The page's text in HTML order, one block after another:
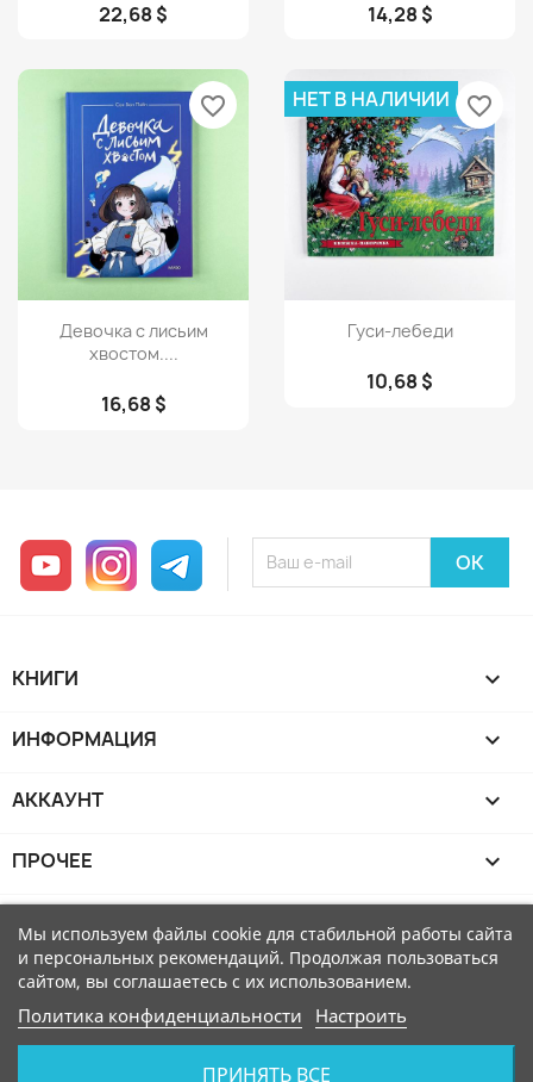
22,68 $ 14,28 $
Просмотр
Девочка с лисьим
хвостом....
16,68 $
favorite_border
Просмотр
Гуси-лебеди
10,68 $
НЕТ В НАЛИЧИИ favorite_border
YouTube InstagramTelegram
КНИГИ 
ИНФОРМАЦИЯ 
АККАУНТ 
ПРОЧЕЕ 
Мы используем файлы cookie для стабильной работы сайта
и персональных рекомендаций. Продолжая пользоваться
сайтом, вы соглашаетесь с их использованием.
Политика конфиденциальности Настроить
ПРИНЯТЬ ВСЕ